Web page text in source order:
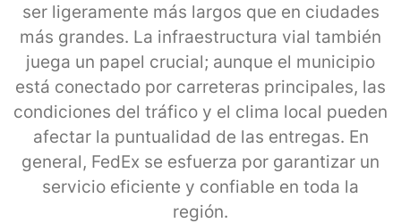
ser ligeramente más largos que en ciudades
más grandes. La infraestructura vial también
juega un papel crucial; aunque el municipio
está conectado por carreteras principales, las
condiciones del tráfico y el clima local pueden
afectar la puntualidad de las entregas. En
general, FedEx se esfuerza por garantizar un
servicio eficiente y confiable en toda la
región.